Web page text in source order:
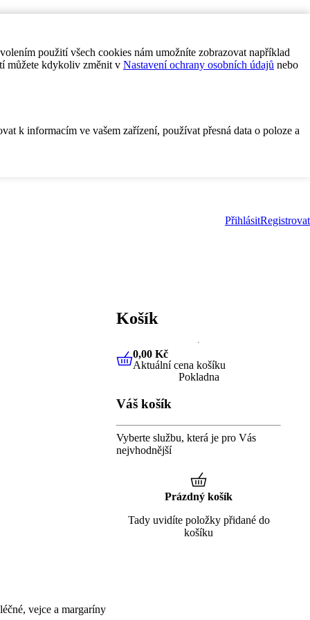
použití všech cookies nám umožníte zobrazovat například
můžete kdykoliv změnit v Nastavení ochrany osobních údajů nebo
k informacím ve vašem zařízení, používat přesná data o poloze a
PřihlásitRegistrovat
vejce a margaríny
Košík
0,00 KčAktuální cena košíku
0,00 Kč
Aktuální cena košíku
Pokladna
Váš košík
Vyberte službu, která je pro Vás
nejvhodnější
Prázdný košík
Tady uvidíte položky přidané do
košíku